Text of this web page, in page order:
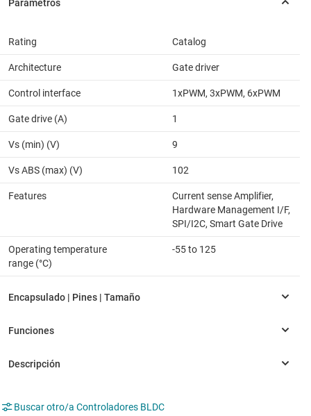
Rating Catalog
Architecture Gate driver
Control interface 1xPWM, 3xPWM, 6xPWM
Gate drive (A) 1
Vs (min) (V) 9
Vs ABS (max) (V) 102
Features
Current sense Amplifier,
Hardware Management I/F,
SPI/I2C, Smart Gate Drive
Operating temperature
range (°C)
-55 to 125
Buscar otro/a Controladores BLDC